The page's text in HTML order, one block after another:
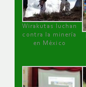
Wirakutas luchan
contra la minería
en México